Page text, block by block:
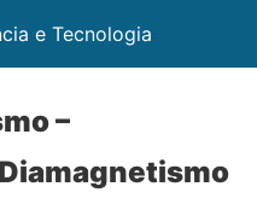
e Tecnologia
–